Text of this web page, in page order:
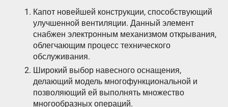
Капот новейшей конструкции, способствующий
улучшенной вентиляции. Данный элемент
снабжен электронным механизмом открывания,
облегчающим процесс технического
обслуживания.
Широкий выбор навесного оснащения,
делающий модель многофункциональной и
позволяющий ей выполнять множество
многообразных операций.